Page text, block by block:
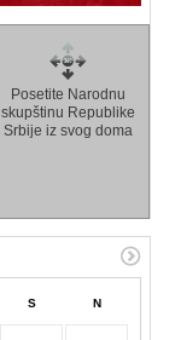
Posetite Narodnu
skupštinu Republike
Srbije iz svog doma
S N